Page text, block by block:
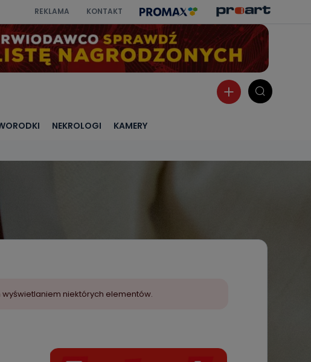
REKLAMA KONTAKT
NEKROLOGI KAMERY
wyświetlaniem niektórych elementów.